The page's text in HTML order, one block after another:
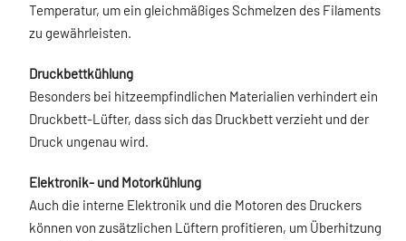
Temperatur, um ein gleichmäßiges Schmelzen des Filaments
zu gewährleisten.
Druckbettkühlung
Besonders bei hitzeempfindlichen Materialien verhindert ein
Druckbett-Lüfter, dass sich das Druckbett verzieht und der
Druck ungenau wird.
Elektronik- und Motorkühlung
Auch die interne Elektronik und die Motoren des Druckers
können von zusätzlichen Lüftern profitieren, um Überhitzung